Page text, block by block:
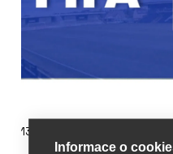
13. listopadu 2022
Informace o